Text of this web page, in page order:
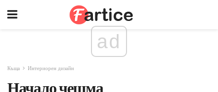
ad
Къща Интериорен дизайн